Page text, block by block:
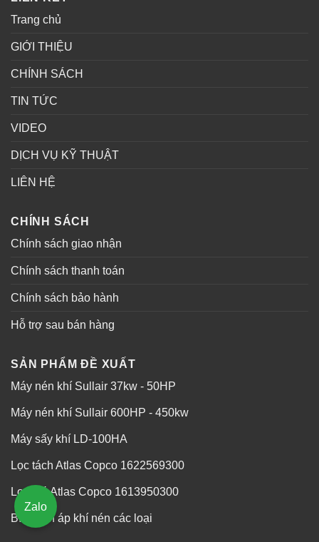
Trang chủ
GIỚI THIỆU
CHÍNH SÁCH
TIN TỨC
VIDEO
DỊCH VỤ KỸ THUẬT
LIÊN HỆ
CHÍNH SÁCH
Chính sách giao nhận
Chính sách thanh toán
Chính sách bảo hành
Hỗ trợ sau bán hàng
SẢN PHẨM ĐỀ XUẤT
Máy nén khí Sullair 37kw - 50HP
Máy nén khí Sullair 600HP - 450kw
Máy sấy khí LD-100HA
Lọc tách Atlas Copco 1622569300
Lọc gió Atlas Copco 1613950300
Bình tích áp khí nén các loại
Zalo